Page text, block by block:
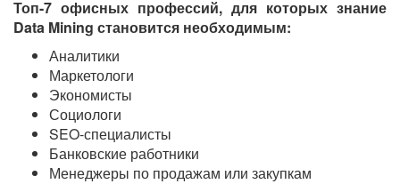
Топ-7 офисных профессий, для которых знание
Data Mining становится необходимым:
Аналитики
Маркетологи
Экономисты
Социологи
SEO-специалисты
Банковские работники
Менеджеры по продажам или закупкам